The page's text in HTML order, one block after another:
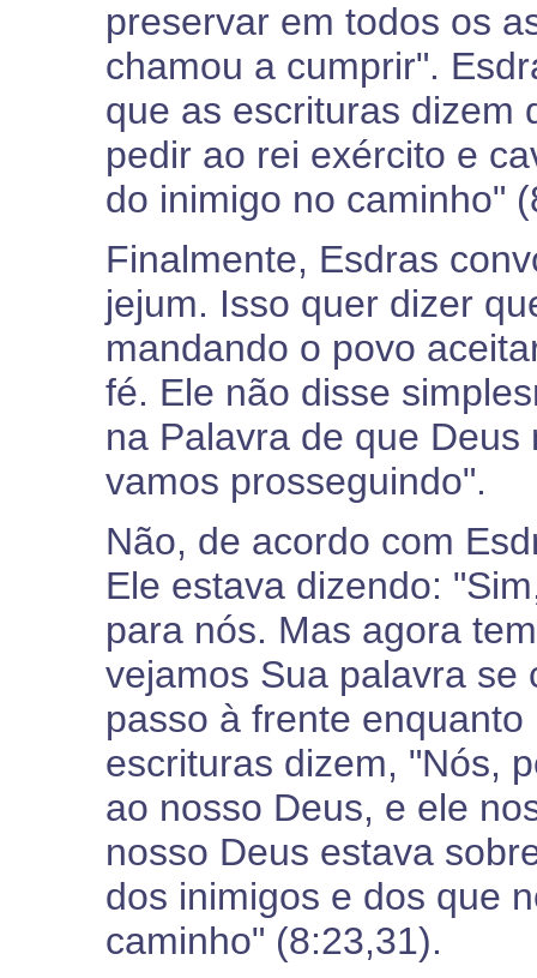
preservar em todos os
chamou a cumprir".
que as escrituras dizem
pedir ao rei exército e
do inimigo no caminho"
Finalmente, Esdras
jejum. Isso quer dizer
mandando o povo
fé. Ele não disse
na Palavra de que
vamos prosseguindo".
Não, de acordo com
Ele estava dizendo:
para nós. Mas agora
vejamos Sua palavra se
passo à frente
escrituras dizem, "Nós,
ao nosso Deus, e ele
nosso Deus estava
dos inimigos e dos que
caminho" (8:23,31).